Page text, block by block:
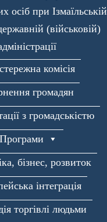
осіб при Ізмаїльській
(військовій)
комісія
громадян
з громадськістю
Програми
бізнес, розвиток
інтеграція
торгівлі людьми